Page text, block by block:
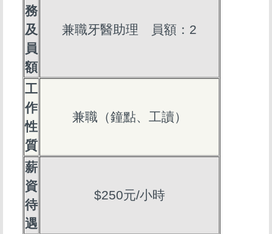
務
及
員
額
兼職牙醫助理 員額：2
工
作
性
質
兼職（鐘點、工讀）
薪
資
待
遇
$250元/小時